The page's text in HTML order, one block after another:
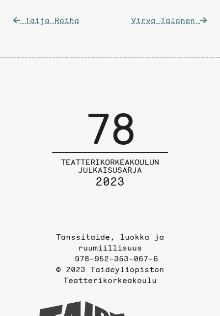
Artikkelien Virva Talonen
Taija Roiha
78
TEATTERIKORKEAKOULUN
JULKAISUSARJA
2023
Tanssitaide, luokka ja
ruumiillisuus
978-952-353-067-6
© 2023 Taideyliopiston
Teatterikorkeakoulu